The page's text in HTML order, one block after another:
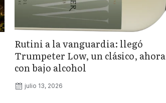
Rutini a la vanguardia: llegó
Trumpeter Low, un clásico, ahora
con bajo alcohol
julio 13, 2026